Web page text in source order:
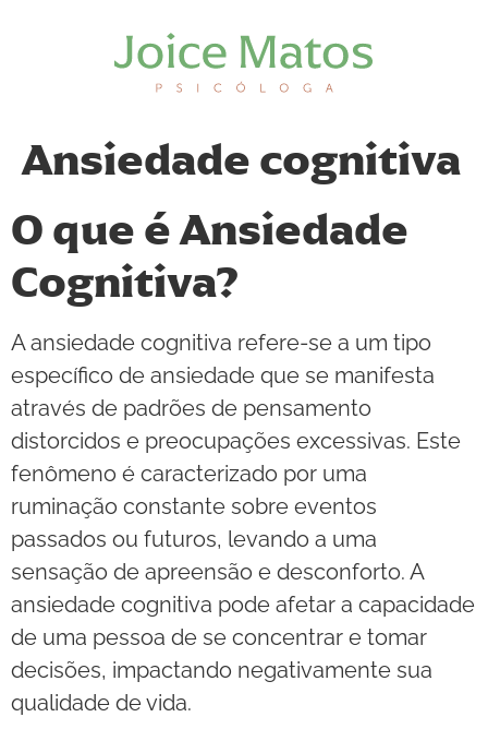
Ansiedade cognitiva
O que é Ansiedade
Cognitiva?
A ansiedade cognitiva refere-se a um tipo
específico de ansiedade que se manifesta
através de padrões de pensamento
distorcidos e preocupações excessivas. Este
fenômeno é caracterizado por uma
ruminação constante sobre eventos
passados ou futuros, levando a uma
sensação de apreensão e desconforto. A
ansiedade cognitiva pode afetar a capacidade
de uma pessoa de se concentrar e tomar
decisões, impactando negativamente sua
qualidade de vida.